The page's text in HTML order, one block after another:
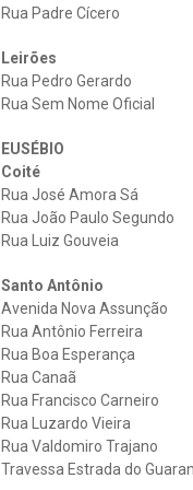
Rua Padre Cícero
Leirões
Rua Pedro Gerardo
Rua Sem Nome Oficial
EUSÉBIO
Coité
Rua José Amora Sá
Rua João Paulo Segundo
Rua Luiz Gouveia
Santo Antônio
Avenida Nova Assunção
Rua Antônio Ferreira
Rua Boa Esperança
Rua Canaã
Rua Francisco Carneiro
Rua Luzardo Vieira
Rua Valdomiro Trajano
Travessa Estrada do